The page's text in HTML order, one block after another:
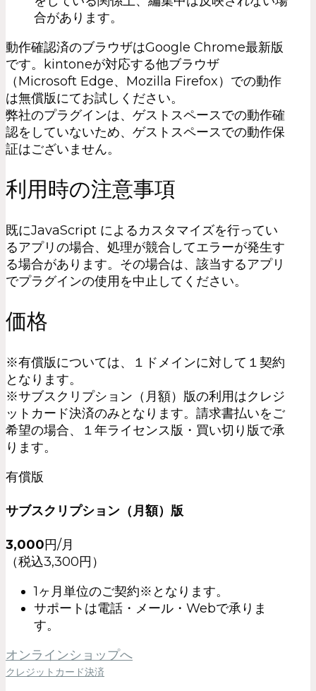
合があります。
動作確認済のブラウザはGoogle Chrome最新版
です。kintoneが対応する他ブラウザ
（Microsoft Edge、Mozilla Firefox）での動作
は無償版にてお試しください。
弊社のプラグインは、ゲストスペースでの動作確
認をしていないため、ゲストスペースでの動作保
証はございません。
利用時の注意事項
既にJavaScript によるカスタマイズを行ってい
るアプリの場合、処理が競合してエラーが発生す
る場合があります。その場合は、該当するアプリ
でプラグインの使用を中止してください。
価格
※有償版については、１ドメインに対して１契約
となります。
※サブスクリプション（月額）版の利用はクレジ
ットカード決済のみとなります。請求書払いをご
希望の場合、１年ライセンス版・買い切り版で承
ります。
有償版
サブスクリプション（月額）版
3,000円/月
（税込3,300円）
1ヶ月単位のご契約※となります。
サポートは電話・メール・Webで承りま
す。
オンラインショップへ
クレジットカード決済